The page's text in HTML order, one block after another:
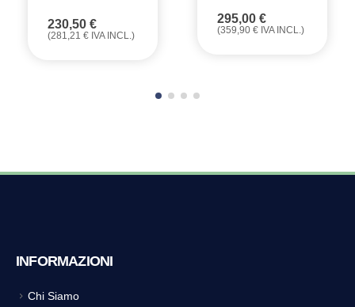
230,50 €
(281,21 € IVA INCL.)
295,00 €
(359,90 € IVA INCL.)
INFORMAZIONI
Chi Siamo